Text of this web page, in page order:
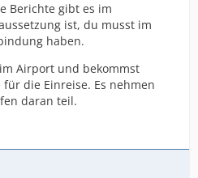
Berichte gibt es im
ist, du musst im
haben.
Airport und bekommst
die Einreise. Es nehmen
daran teil.